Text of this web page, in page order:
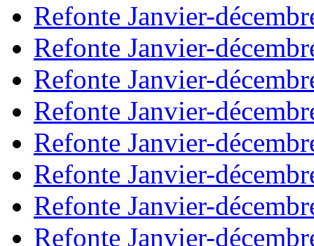
Refonte Janvier-
Refonte Janvier-
Refonte Janvier-
Refonte Janvier-
Refonte Janvier-
Refonte Janvier-
Refonte Janvier-
Refonte Janvier-